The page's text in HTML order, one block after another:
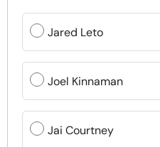
Jared Leto
Joel Kinnaman
Jai Courtney